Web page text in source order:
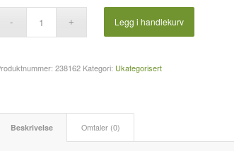
Legg i handlekurv
238162 Kategori: Ukategorisert
Beskrivelse Omtaler (0)